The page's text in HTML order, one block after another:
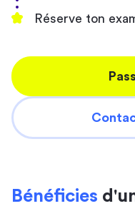
Réserve ton
Bénéficies